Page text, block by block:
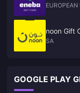
EUROPEAN
noon Gift
SA
GOOGLE PLAY